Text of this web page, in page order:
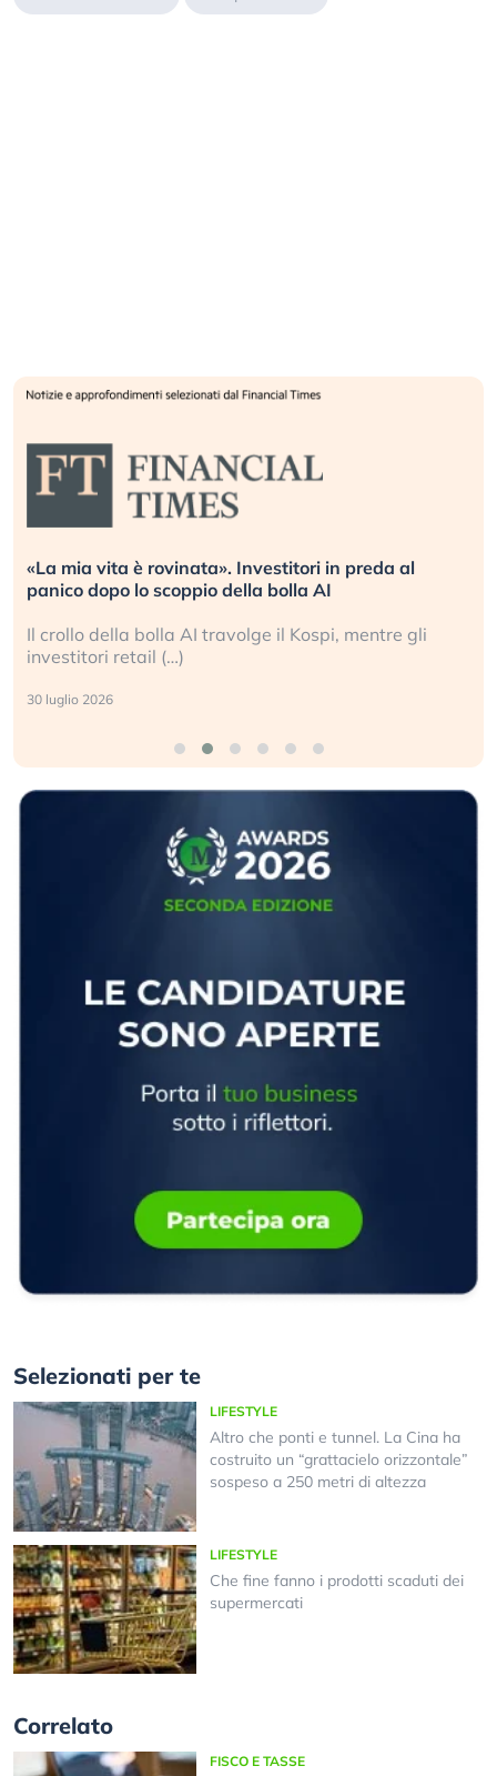
«La mia vita è rovinata». Investitori in preda al
panico dopo lo scoppio della bolla AI
Il crollo della bolla AI travolge il Kospi, mentre gli
investitori retail (…)
30 luglio 2026
Selezionati per te
LIFESTYLE
Altro che ponti e tunnel. La Cina ha
costruito un “grattacielo orizzontale”
sospeso a 250 metri di altezza
LIFESTYLE
Che fine fanno i prodotti scaduti dei
supermercati
Correlato
FISCO E TASSE